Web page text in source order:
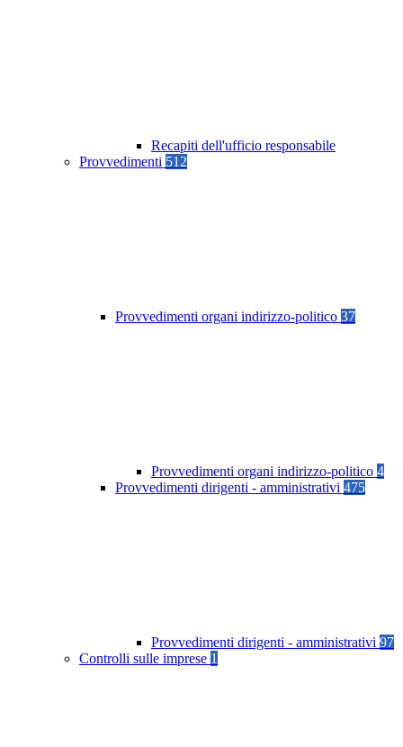
Recapiti dell'ufficio responsabile
Provvedimenti 512
Provvedimenti organi indirizzo-politico 37
Provvedimenti organi indirizzo-politico 4
Provvedimenti dirigenti - amministrativi 475
Provvedimenti dirigenti - amministrativi 97
Controlli sulle imprese 1